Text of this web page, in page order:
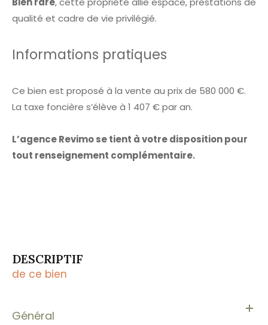
qualité et cadre de vie privilégié.
Informations pratiques
Ce bien est proposé à la vente au prix de 580 000 €.
La taxe foncière s’élève à 1 407 € par an.
L’agence Revimo se tient à votre disposition pour
tout renseignement complémentaire.
DESCRIPTIF
de ce bien
Général